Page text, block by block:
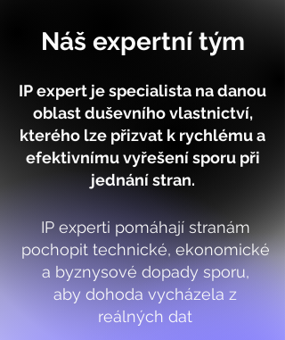
Náš expertní tým
IP expert je specialista na danou
oblast duševního vlastnictví,
kterého lze přizvat k rychlému a
efektivnímu vyřešení sporu při
jednání stran.
IP experti pomáhají stranám
pochopit technické, ekonomické
a byznysové dopady sporu,
aby dohoda vycházela z
reálných dat